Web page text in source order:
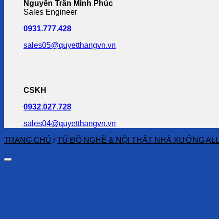
Nguyễn Trần Minh Phúc
Sales Engineer
0931.777.428
sales05@quyetthangvn.vn
CSKH
0932.027.728
sales04@quyetthangvn.vn
TRANG CHỦ / TỦ ĐỒ NGHỀ & NỘI THẤT NHÀ XƯỞNG